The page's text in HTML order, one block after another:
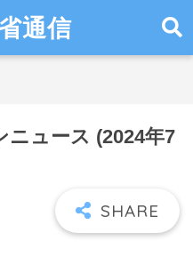
通信
ュース (2024年7